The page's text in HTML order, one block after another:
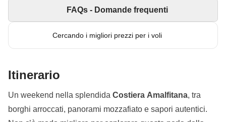
Cercando i migliori prezzi per i voli
FAQs - Domande frequenti
Itinerario
Un weekend nella splendida Costiera Amalfitana, tra
borghi arroccati, panorami mozzafiato e sapori autentici.